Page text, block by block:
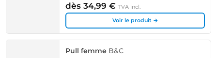
dès 34,99 € TVA incl.
Voir le produit →
Pull femme B&C